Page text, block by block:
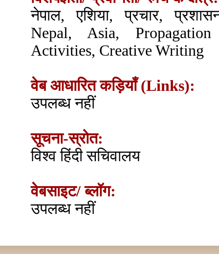
नेपाल, एशिया, प्रचार,
Nepal, Asia,
Activities, Creative Writing
वेब आधारित कड़ियाँ (Links):
उपलब्ध नहीं
सूचना-स्रोत:
विश्व हिंदी सचिवालय
वेबसाइट/ ब्लॉग:
उपलब्ध नहीं